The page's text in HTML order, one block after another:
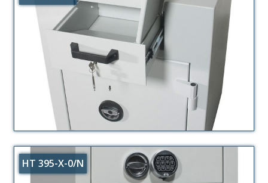
HT 395-X-0/N